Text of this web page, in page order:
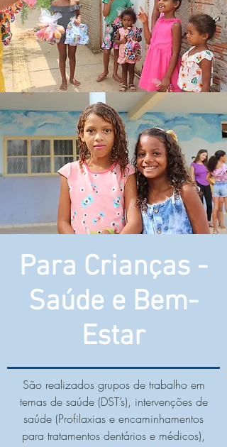
Para Crianças -
Saúde e Bem-
Estar
São realizados grupos de trabalho em
temas de saúde (DST’s), intervenções de
saúde (Profilaxias e encaminhamentos
para tratamentos dentários e médicos),